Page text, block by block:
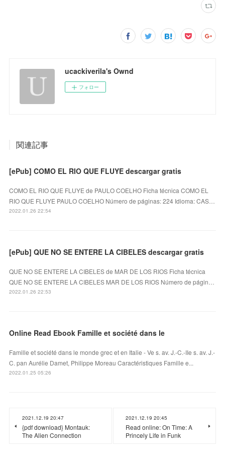
ucackiverila's Ownd
フォロー
関連記事
[ePub] COMO EL RIO QUE FLUYE descargar gratis
COMO EL RIO QUE FLUYE de PAULO COELHO Ficha técnica COMO EL
RIO QUE FLUYE PAULO COELHO Número de páginas: 224 Idioma: CAS…
2022.01.26 22:54
[ePub] QUE NO SE ENTERE LA CIBELES descargar gratis
QUE NO SE ENTERE LA CIBELES de MAR DE LOS RIOS Ficha técnica
QUE NO SE ENTERE LA CIBELES MAR DE LOS RIOS Número de págin…
2022.01.26 22:53
Online Read Ebook Famille et société dans le
Famille et société dans le monde grec et en Italie - Ve s. av. J.-C.-IIe s. av. J.-
C. pan Aurélie Damet, Philippe Moreau Caractéristiques Famille e...
2022.01.25 05:26
2021.12.19 20:47
{pdf download} Montauk:
The Alien Connection
2021.12.19 20:45
Read online: On Time: A
Princely Life in Funk